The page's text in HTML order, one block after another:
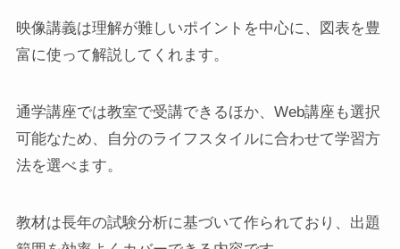
映像講義は理解が難しいポイントを中心に、図表を豊
富に使って解説してくれます。
通学講座では教室で受講できるほか、Web講座も選択
可能なため、自分のライフスタイルに合わせて学習方
法を選べます。
教材は長年の試験分析に基づいて作られており、出題